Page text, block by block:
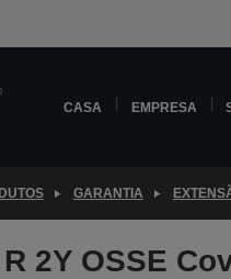
CASA EMPRESA
GARANTIA
2Y OSSE